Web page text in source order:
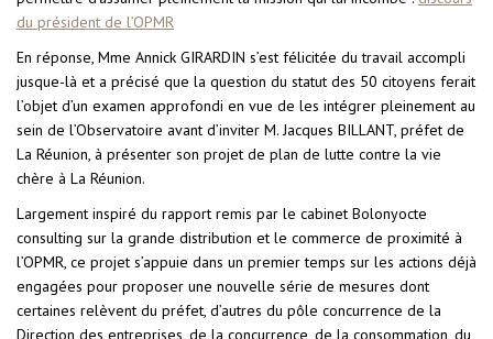
du président de l’OPMR
En réponse, Mme Annick GIRARDIN s’est félicitée du travail accompli
jusque-là et a précisé que la question du statut des 50 citoyens ferait
l’objet d’un examen approfondi en vue de les intégrer pleinement au
sein de l’Observatoire avant d’inviter M. Jacques BILLANT, préfet de
La Réunion, à présenter son projet de plan de lutte contre la vie
chère à La Réunion.
Largement inspiré du rapport remis par le cabinet Bolonyocte
consulting sur la grande distribution et le commerce de proximité à
l’OPMR, ce projet s’appuie dans un premier temps sur les actions déjà
engagées pour proposer une nouvelle série de mesures dont
certaines relèvent du préfet, d’autres du pôle concurrence de la
Direction des entreprises, de la concurrence, de la consommation, du